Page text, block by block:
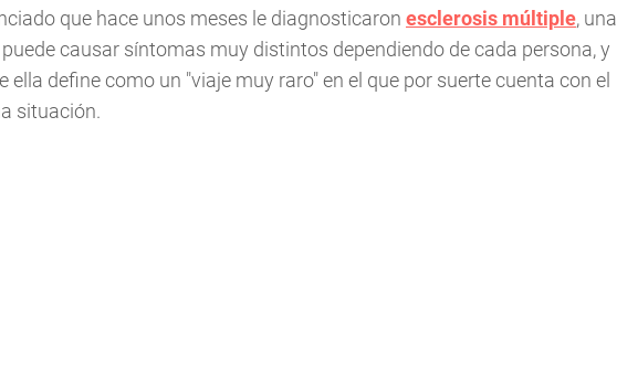
que hace unos meses le diagnosticaron esclerosis múltiple, una
causar síntomas muy distintos dependiendo de cada persona, y
define como un "viaje muy raro" en el que por suerte cuenta con el
situación.